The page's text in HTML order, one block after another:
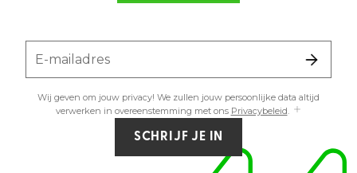
E-mailadres
Wij geven om jouw privacy! We zullen jouw persoonlijke data altijd
verwerken in overeenstemming met ons Privacybeleid.
SCHRIJF JE IN